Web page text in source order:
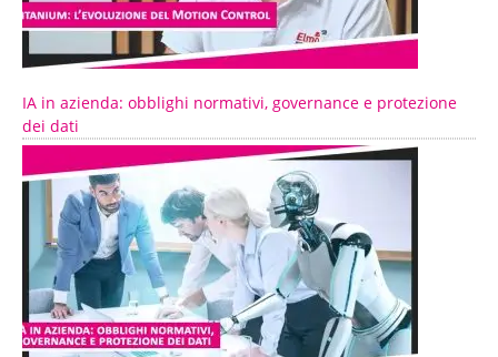
IA in azienda: obblighi normativi, governance e protezione
dei dati